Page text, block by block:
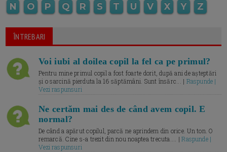
N
O P Q R S T U V X Y Z
ÎNTREBARI
Voi iubi al doilea copil la fel ca pe primul?
Pentru mine primul copil a fost foarte dorit, după ani de așteptări
și o sarcină pierduta la 16 săptămâni. Sunt însărc... | Raspunde |
Vezi raspunsuri
Ne certăm mai des de când avem copil. E
normal?
De când a apărut copilul, parcă ne aprindem din orice. Un ton. O
remarcă. Cine s-a trezit din nou noaptea trecuta.... |Raspunde |
Vezi raspunsuri